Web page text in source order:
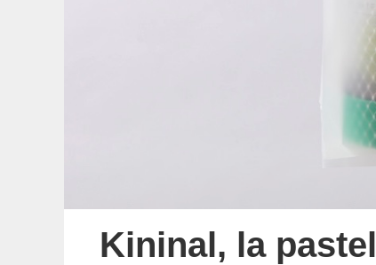
Kininal, la